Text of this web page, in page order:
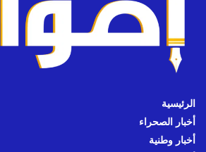
الرئيسية
أخبار الصحراء
أخبار وطنية